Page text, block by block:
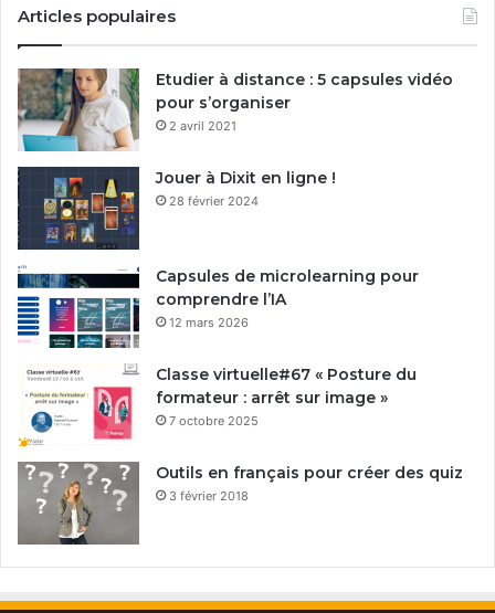
Articles populaires
Etudier à distance : 5 capsules vidéo
pour s’organiser
2 avril 2021
Jouer à Dixit en ligne !
28 février 2024
Capsules de microlearning pour
comprendre l’IA
12 mars 2026
Classe virtuelle#67 « Posture du
formateur : arrêt sur image »
7 octobre 2025
Outils en français pour créer des quiz
3 février 2018